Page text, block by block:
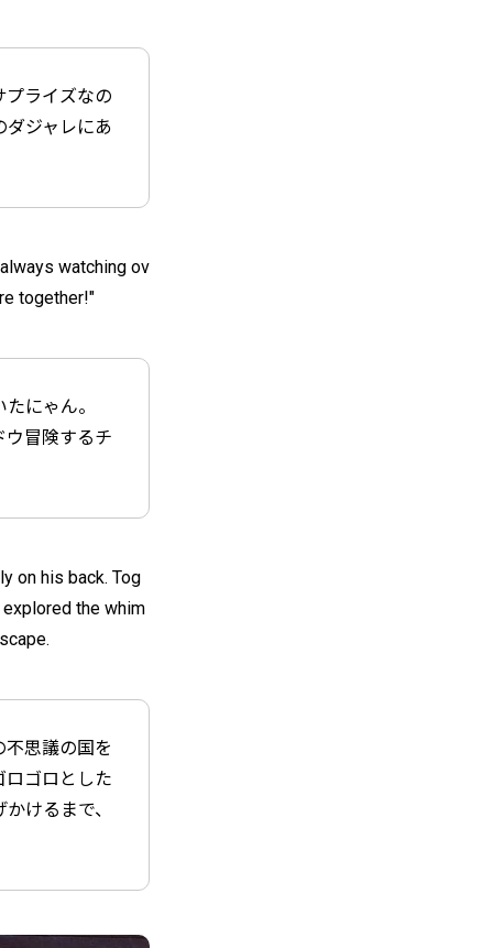
プライズなの
ジャレにあ
watching ov
together!"
にゃん。
ウ冒険するチ
on his back. Tog
the whim
思議の国を
ロゴロとした
けるまで、